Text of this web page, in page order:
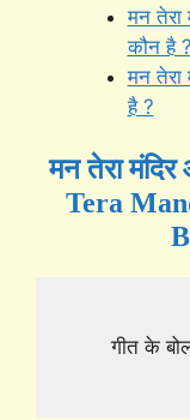
मन तेरा
कौन है ?
मन तेरा
है ?
मन तेरा
Tera
गीत के